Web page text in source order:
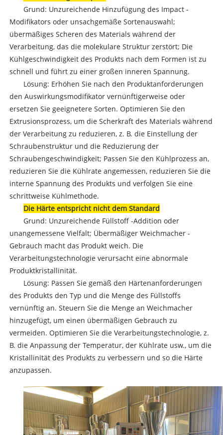
Grund: Unzureichende Hinzufügung des Impact -
Modifikators oder unsachgemäße Sortenauswahl;
übermäßiges Scheren des Materials während der
Verarbeitung, das die molekulare Struktur zerstört; Die
Kühlgeschwindigkeit des Produkts nach dem Formen ist zu
schnell und führt zu einer großen inneren Spannung.
Lösung: Erhöhen Sie nach den Produktanforderungen
den Auswirkungsmodifikator vernünftigerweise oder
ersetzen Sie geeignetere Sorten. Optimieren Sie den
Extrusionsprozess, um die Scherkraft des Materials während
der Verarbeitung zu reduzieren, z. B. die Einstellung der
Schraubenstruktur und die Reduzierung der
Schraubengeschwindigkeit; Passen Sie den Kühlprozess an,
reduzieren Sie die Kühlrate angemessen, reduzieren Sie die
interne Spannung des Produkts und verfolgen Sie eine
schrittweise Kühlmethode.
Die Härte entspricht nicht dem Standard
Grund: Unzureichende Füllstoff -Addition oder
unangemessene Vielfalt; Übermäßiger Weichmacher -
Gebrauch macht das Produkt weich. Die
Verarbeitungstechnologie verursacht eine abnormale
Produktkristallinität.
Lösung: Passen Sie gemäß den Härtenanforderungen
des Produkts den Typ und die Menge des Füllstoffs
vernünftig an. Steuern Sie die Menge an Weichmacher
hinzugefügt, um einen übermäßigen Gebrauch zu
vermeiden. Optimieren Sie die Verarbeitungstechnologie, z.
B. die Anpassung der Temperatur, der Kühlrate usw., um die
Kristallinität des Produkts zu verbessern und so die Härte
anzupassen.